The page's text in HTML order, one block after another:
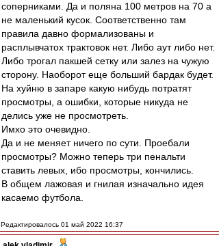
соперниками. Да и поляна 100 метров на 70 а
не маленький кусок. Соответственно там
правила давно формализованы и
расплывчатох трактовок нет. Либо аут либо нет.
Либо трогал пакшей сетку или залез на чужую
сторону. Наоборот еще больший бардак будет.
На хуйню в запаре какую нибудь потратят
просмотры, а ошибки, которые никуда не
делись уже не просмотреть.
Имхо это очевидно.
Да и не меняет ничего по сути. Проебали
просмотры? Можно теперь три пенальти
ставить левых, ибо просмотры, кончились.
В общем лажовая и гнилая изначально идея
касаемо футбола.
Редактировалось 01 май 2022 16:37